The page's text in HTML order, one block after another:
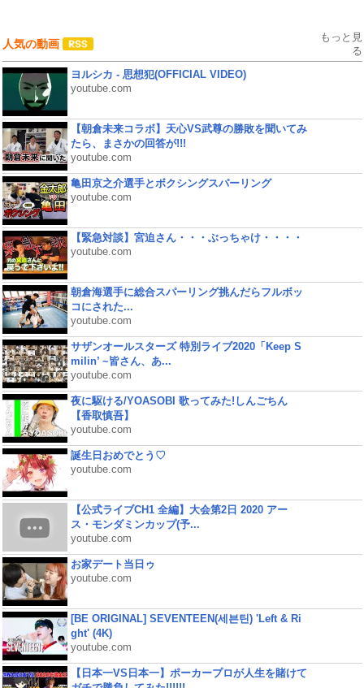
人気の動画
もっと見
る
ヨルシカ - 思想犯(OFFICIAL VIDEO)
youtube.com
【朝倉未来コラボ】天心VS武尊の勝敗を聞いてみ
たら、まさかの回答が!!!
youtube.com
亀田京之介選手とボクシングスパーリング
youtube.com
【緊急対談】宮迫さん・・・ぶっちゃけ・・・・
youtube.com
朝倉海選手に総合スパーリング挑んだらフルボッ
コにされた...
youtube.com
サザンオールスターズ 特別ライブ2020「Keep S
milin’ ~皆さん、あ...
youtube.com
夜に駆ける/YOASOBI 歌ってみた!しんごちん
【香取慎吾】
youtube.com
誕生日おめでとう♡
youtube.com
【公式ライブCH1 全編】大会第2日 2020 アー
ス・モンダミンカップ(予...
youtube.com
お家デート当日ゥ
youtube.com
[BE ORIGINAL] SEVENTEEN(세븐틴) 'Left & Ri
ght' (4K)
youtube.com
【日本一VS日本一】ポーカープロが人生を賭けて